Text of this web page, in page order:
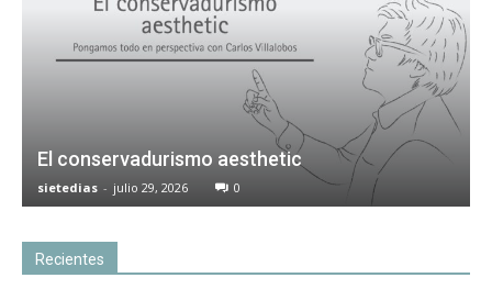
El conservadurismo aesthetic
sietedias - julio 29, 2026 0
Recientes